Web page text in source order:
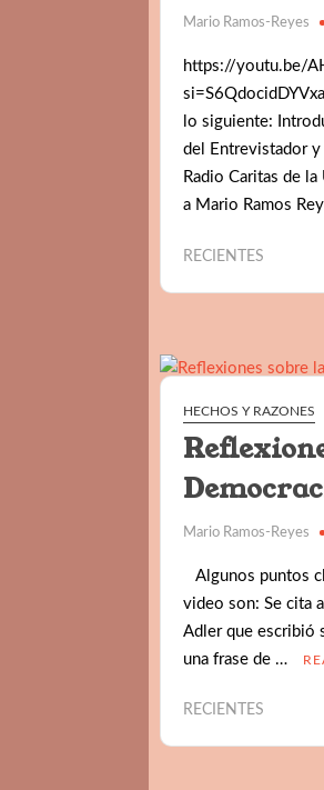
Mario Ramos-Reyes
https://youtu.be/
lo siguiente:
del Entrevistador
Radio Caritas de
a Mario Ramos
RECIENTES
HECHOS Y RAZONES
Mario Ramos-Reyes
Algunos puntos
video son: Se cita
Adler que escribió
una frase de …
RECIENTES